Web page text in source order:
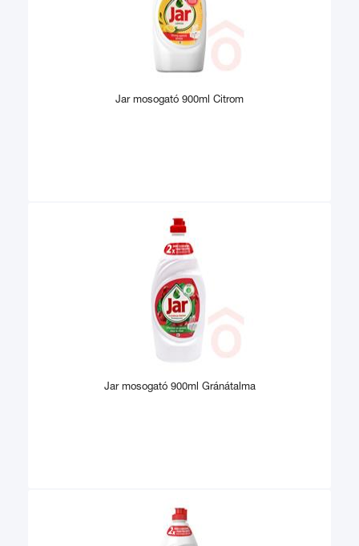
Jar mosogató 900ml Citrom
Jar mosogató 900ml Gránátalma